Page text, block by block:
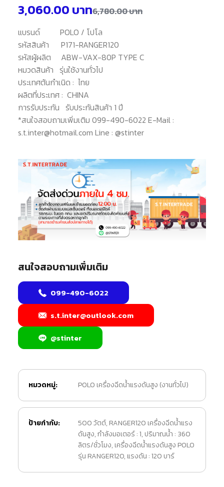
6,780.00บาท
3,060.00 บาท
แบรนด์ POLO / โปโล
รหัสสินค้า P171-RANGER120
รหัสผู้ผลิต ABW-VAX-80P TYPE C
หมวดสินค้า รุ่นใช้งานทั่วไป
ประเทศต้นกำเนิด : ไทย
ผลิตที่ประเทศ : CHINA
การรับประกัน รับประกันสินค้า 1 ปี
*สนใจสอบถามเพิ่มเติม 099-490-6022 E-Mail :
s.t.inter@hotmail.com Line : @stinter
สนใจสอบถามเพิ่มเติม
099-490-6022
s.t.inter@outlook.com
@stinter
หมวดหมู่: POLO เครื่องฉีดน้ำแรงดันสูง (งานทั่วไป)
ป้ายกำกับ: 500 วัตต์, RANGER120 เครื่องฉีดน้ำแรง
ดันสูง,กำลังมอเตอร์ : 1, ปริมาณน้ำ : 360
ลิตร/ชั่วโมง, เครื่องฉีดน้ำแรงดันสูง POLO
รุ่น RANGER120, แรงดัน : 120 บาร์